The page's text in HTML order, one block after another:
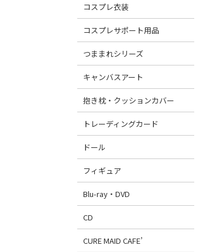
コスプレ衣装
コスプレサポート用品
つままれシリーズ
キャンバスアート
抱き枕・クッションカバー
トレーディングカード
ドール
フィギュア
Blu-ray・DVD
CD
CURE MAID CAFE’